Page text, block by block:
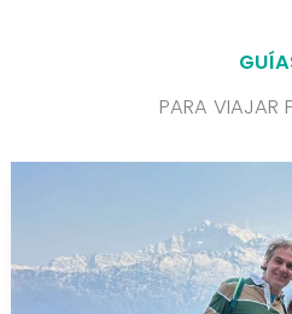
PARA VIAJAR